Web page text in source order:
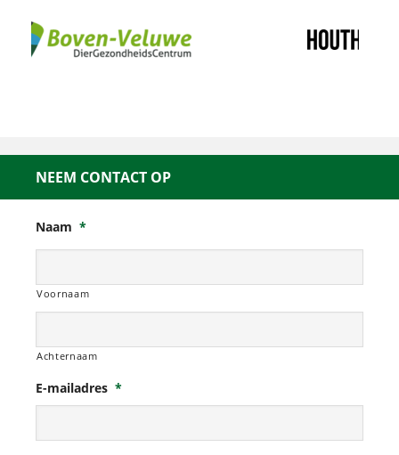
NEEM CONTACT OP
Naam *
Voornaam
Achternaam
E-mailadres *